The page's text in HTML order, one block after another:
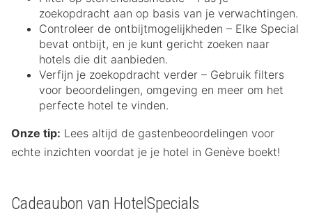
zoekopdracht aan op basis van je verwachtingen.
Controleer de ontbijtmogelijkheden – Elke Special
bevat ontbijt, en je kunt gericht zoeken naar
hotels die dit aanbieden.
Verfijn je zoekopdracht verder – Gebruik filters
voor beoordelingen, omgeving en meer om het
perfecte hotel te vinden.
Onze tip: Lees altijd de gastenbeoordelingen voor
echte inzichten voordat je je hotel in Genève boekt!
Cadeaubon van HotelSpecials